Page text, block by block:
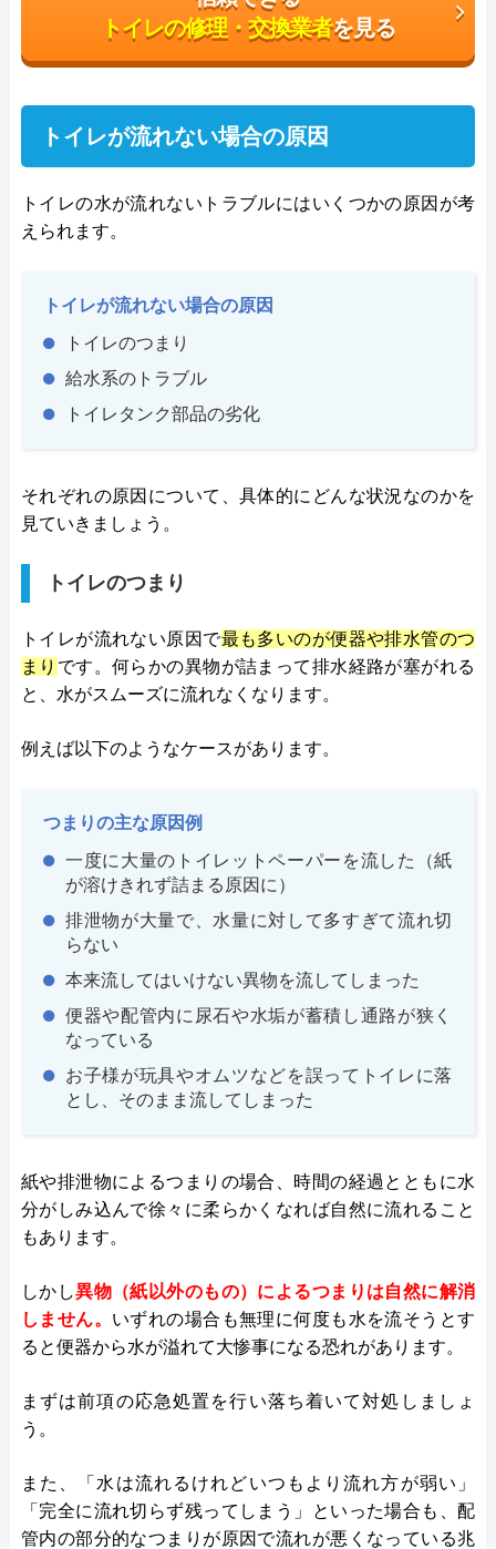
トイレの修理・交換業者を見る
トイレが流れない場合の原因
トイレの水が流れないトラブルにはいくつかの原因が考
えられます。
トイレが流れない場合の原因
トイレのつまり
給水系のトラブル
トイレタンク部品の劣化
それぞれの原因について、具体的にどんな状況なのかを
見ていきましょう。
トイレのつまり
トイレが流れない原因で最も多いのが便器や排水管のつ
まり です。何らかの異物が詰まって排水経路が塞がれる
と、水がスムーズに流れなくなります。
例えば以下のようなケースがあります。
つまりの主な原因例
一度に大量のトイレットペーパーを流した（紙
が溶けきれず詰まる原因に）
排泄物が大量で、水量に対して多すぎて流れ切
らない
本来流してはいけない異物を流してしまった
便器や配管内に尿石や水垢が蓄積し通路が狭く
なっている
お子様が玩具やオムツなどを誤ってトイレに落
とし、そのまま流してしまった
紙や排泄物によるつまりの場合、時間の経過とともに水
分がしみ込んで徐々に柔らかくなれば自然に流れること
もあります。
しかし異物（紙以外のもの）によるつまりは自然に解消
しません。 いずれの場合も無理に何度も水を流そうとす
ると便器から水が溢れて大惨事になる恐れがあります。
まずは前項の応急処置を行い落ち着いて対処しましょ
う。
また、「水は流れるけれどいつもより流れ方が弱い」
「完全に流れ切らず残ってしまう」といった場合も、配
管内の部分的なつまりが原因で流れが悪くなっている兆